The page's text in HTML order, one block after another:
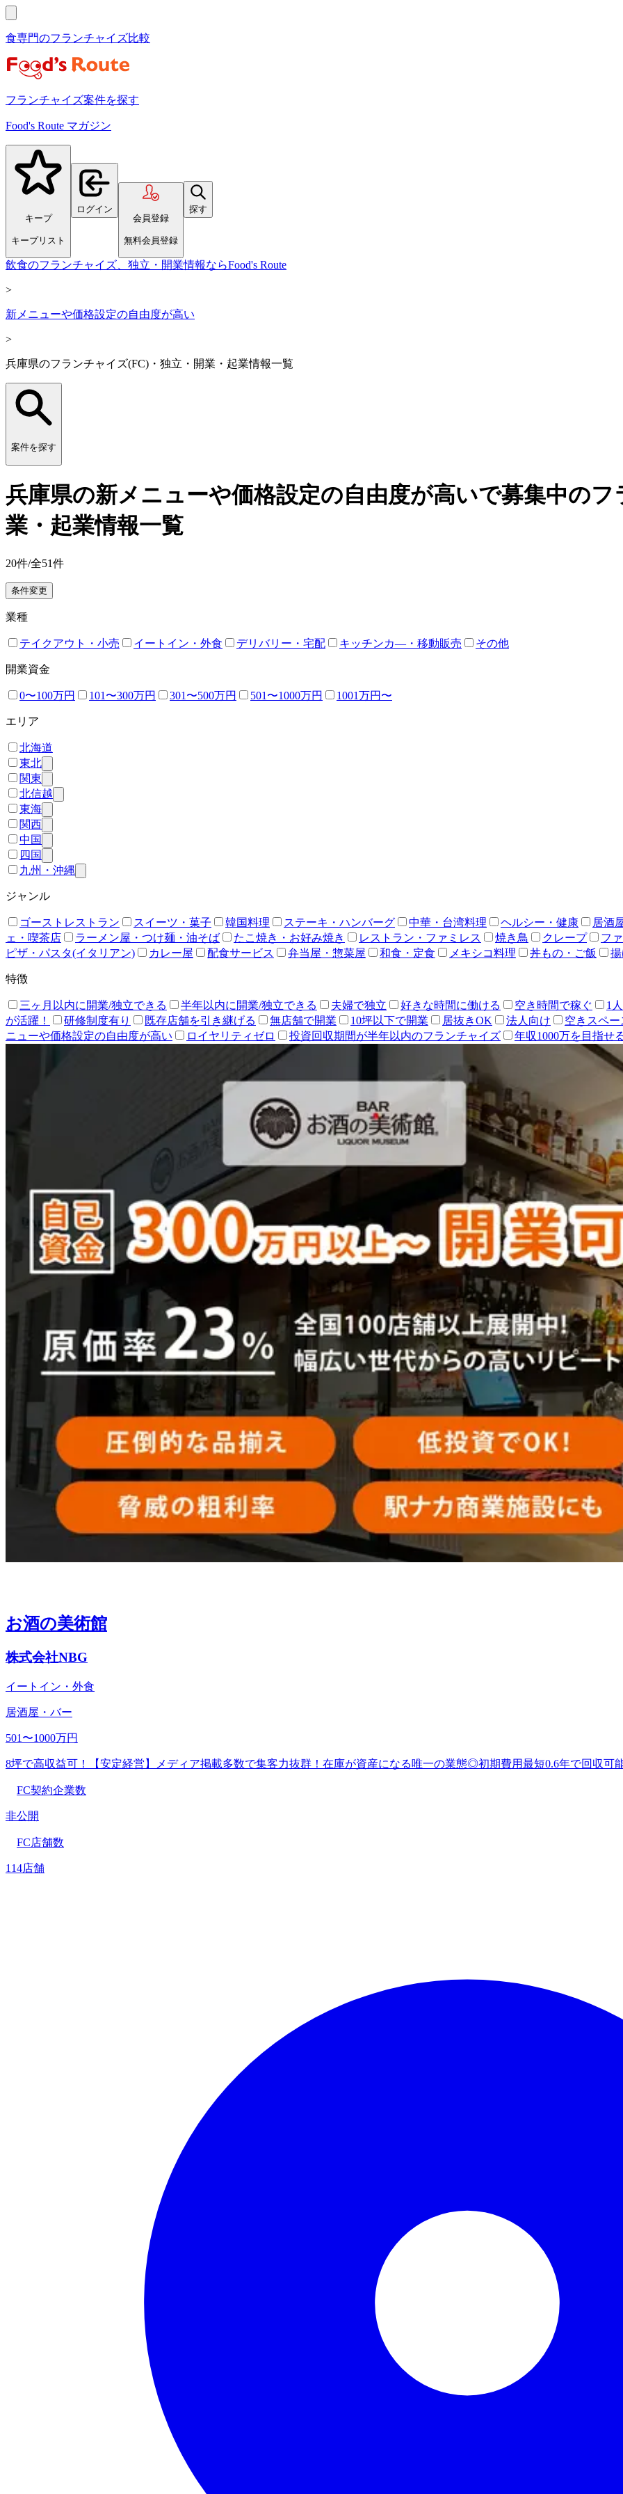
食専門のフランチャイズ比較
フランチャイズ案件を探す
Food's Route マガジン
キープ
キープリスト
ログイン
会員登録
無料会員登録
探す
飲食のフランチャイズ、独立・開業情報ならFood's Route
>
新メニューや価格設定の自由度が高い
>
兵庫県のフランチャイズ(FC)・独立・開業・起業情報一覧
案件を探す
兵庫県の新メニューや価格設定の自由度が高いで募集中の
業・起業情報一覧
20件/全51件
条件変更
業種
テイクアウト・小売 イートイン・外食 デリバリー・宅配 キッチンカ―・移動販売 その他
開業資金
0〜100万円 101〜300万円 301〜500万円 501〜1000万円 1001万円〜
エリア
北海道
東北
関東
北信越
東海
関西
中国
四国
九州・沖縄
ジャンル
ゴーストレストラン スイーツ・菓子 韓国料理 ステーキ・ハンバーグ 中華・台湾料理 ヘルシー・健康
居酒
ェ・喫茶店
ラーメン屋・つけ麺・油そば たこ焼き・お好み焼き レストラン・ファミレス 焼き鳥 クレープ
フ
ピザ・パスタ(イタリアン)
カレー屋 配食サービス 弁当屋・惣菜屋 和食・定食 メキシコ料理 丼もの・ご飯
特徴
三ヶ月以内に開業/独立できる 半年以内に開業/独立できる 夫婦で独立 好きな時間に働ける 空き時間で稼ぐ
1
が活躍！
研修制度有り 既存店舗を引き継げる 無店舗で開業 10坪以下で開業 居抜きOK 法人向け
空きスペ
ニューや価格設定の自由度が高い
ロイヤリティゼロ 投資回収期間が半年以内のフランチャイズ 年収1000万を目指せ
お酒の美術館
株式会社NBG
イートイン・外食
居酒屋・バー
501〜1000万円
8坪で高収益可！【安定経営】メディア掲載多数で集客力抜群！在庫が資産になる唯一の業態◎初期費用最短0.6年で回収可
FC契約企業数
非公開
FC店舗数
114店舗